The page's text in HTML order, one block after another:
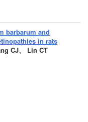
barbarum and
in rats
CJ、 Lin CT